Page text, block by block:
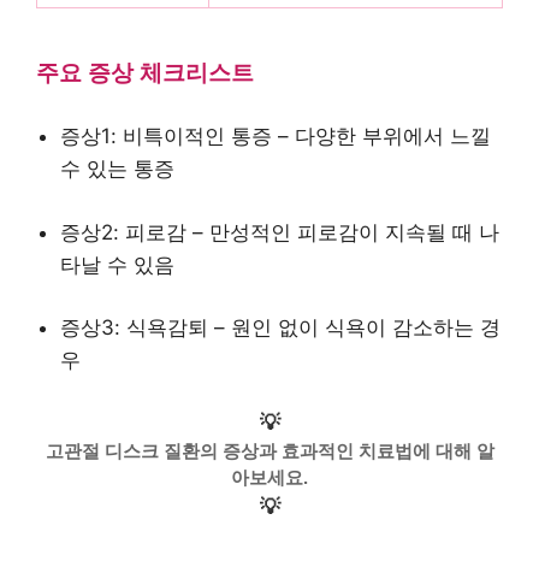
주요 증상 체크리스트
증상1: 비특이적인 통증 – 다양한 부위에서 느낄
수 있는 통증
증상2: 피로감 – 만성적인 피로감이 지속될 때 나
타날 수 있음
증상3: 식욕감퇴 – 원인 없이 식욕이 감소하는 경
우
💡
고관절 디스크 질환의 증상과 효과적인 치료법에 대해 알
아보세요.
💡